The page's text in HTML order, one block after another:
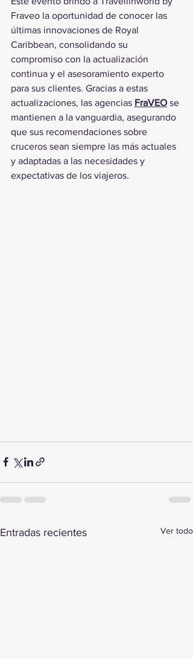
Fraveo la oportunidad de conocer las
últimas innovaciones de Royal
Caribbean, consolidando su
compromiso con la actualización
continua y el asesoramiento experto
para sus clientes. Gracias a estas
actualizaciones, las agencias FraVEO se
mantienen a la vanguardia, asegurando
que sus recomendaciones sobre
cruceros sean siempre las más actuales
y adaptadas a las necesidades y
expectativas de los viajeros.
Entradas recientes Ver todo